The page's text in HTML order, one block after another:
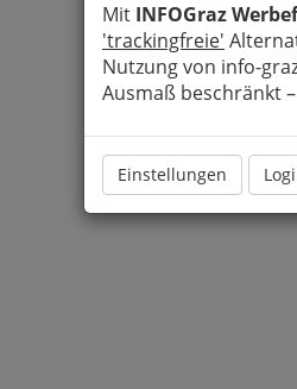
Mit INFOGraz
'trackingfreie'
Nutzung von info-
Ausmaß beschränkt
Einstellungen